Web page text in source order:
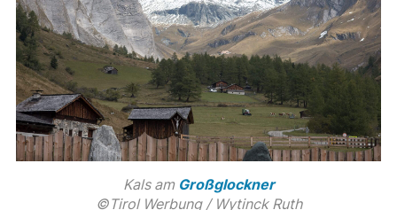
Kals am Großglockner
©Tirol Werbung / Wytinck Ruth